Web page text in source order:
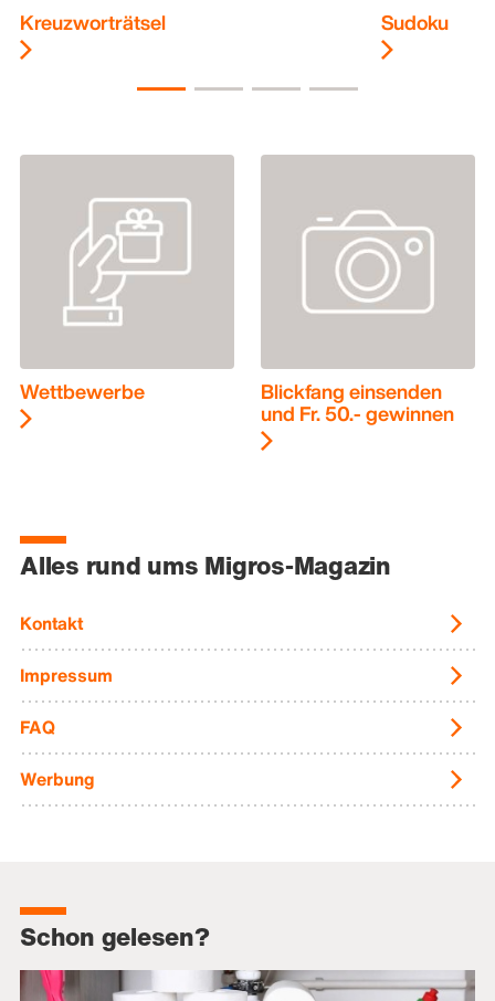
Kreuzworträtsel Sudoku
Wettbewerbe Blickfang einsenden
und Fr. 50.- gewinnen
Alles rund ums Migros-Magazin
Kontakt
Impressum
FAQ
Werbung
Schon gelesen?